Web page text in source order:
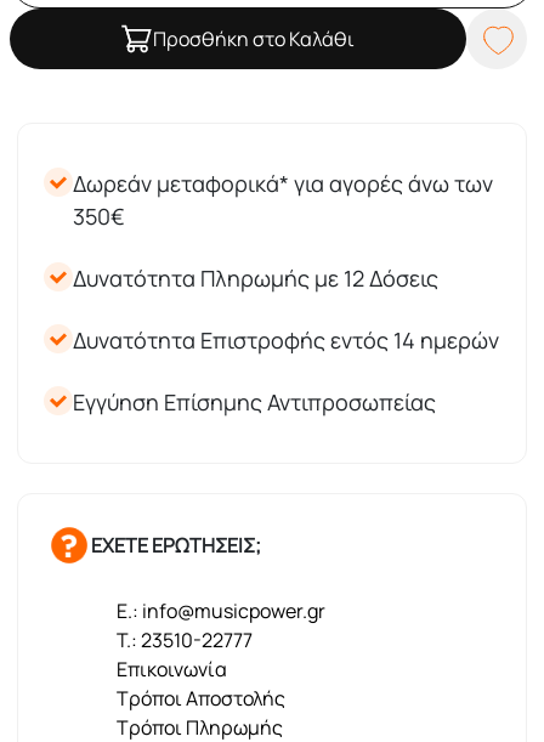
Προσθήκη στο Καλάθι
Δωρεάν μεταφορικά* για αγορές άνω των
350€
Δυνατότητα Πληρωμής με 12 Δόσεις
Δυνατότητα Επιστροφής εντός 14 ημερών
Εγγύηση Επίσημης Αντιπροσωπείας
ΕΧΕΤΕ ΕΡΩΤΗΣΕΙΣ;
E.: info@musicpower.gr
T.: 23510-22777
Επικοινωνία
Τρόποι Αποστολής
Τρόποι Πληρωμής